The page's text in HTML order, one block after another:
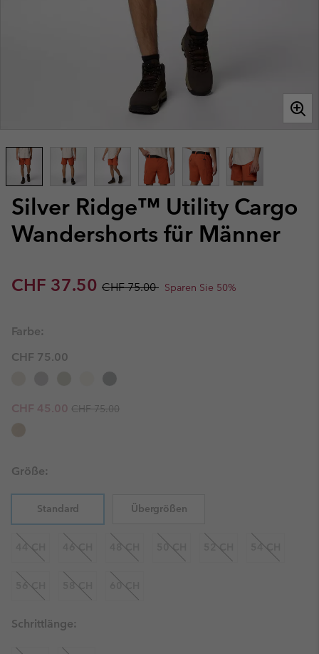
Silver Ridge™ Utility Cargo
Wandershorts für Männer
Sale price:
CHF 37.50 Regular price:
CHF 75.00 Sparen Sie 50%
Farbe:
CHF 75.00
Sale price:
CHF 45.00 Regular price:
CHF 75.00
Größe:
Standard Übergrößen
44 CH 46 CH 48 CH 50 CH 52 CH 54 CH
56 CH 58 CH 60 CH
Schrittlänge: